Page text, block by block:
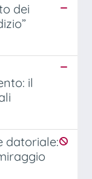
dei
il
datoriale: